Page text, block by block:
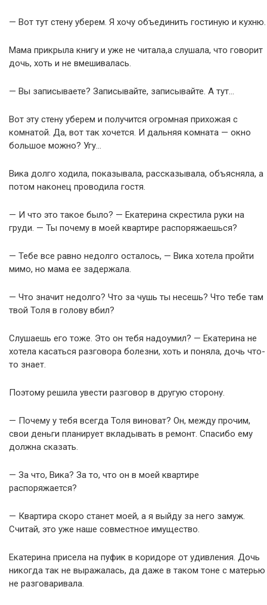
— Вот тут стену уберем. Я хочу объединить гостиную и кухню.
Мама прикрыла книгу и уже не читала,а слушала, что говорит
дочь, хоть и не вмешивалась.
— Вы записываете? Записывайте, записывайте. А тут…
Вот эту стену уберем и получится огромная прихожая с
комнатой. Да, вот так хочется. И дальняя комната — окно
большое можно? Угу…
Вика долго ходила, показывала, рассказывала, объясняла, а
потом наконец проводила гостя.
— И что это такое было? — Екатерина скрестила руки на
груди. — Ты почему в моей квартире распоряжаешься?
— Тебе все равно недолго осталось, — Вика хотела пройти
мимо, но мама ее задержала.
— Что значит недолго? Что за чушь ты несешь? Что тебе там
твой Толя в голову вбил?
Слушаешь его тоже. Это он тебя надоумил? — Екатерина не
хотела касаться разговора болезни, хоть и поняла, дочь что-
то знает.
Поэтому решила увести разговор в другую сторону.
— Почему у тебя всегда Толя виноват? Он, между прочим,
свои деньги планирует вкладывать в ремонт. Спасибо ему
должна сказать.
— За что, Вика? За то, что он в моей квартире
распоряжается?
— Квартира скоро станет моей, а я выйду за него замуж.
Считай, это уже наше совместное имущество.
Екатерина присела на пуфик в коридоре от удивления. Дочь
никогда так не выражалась, да даже в таком тоне с матерью
не разговаривала.